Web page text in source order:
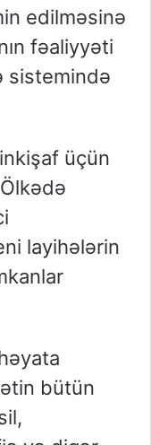
edilməsinə
fəaliyyəti
sistemində
üçün
layihələrin
bütün